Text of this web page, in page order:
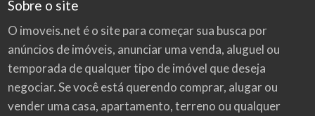
Sobre o site
O imoveis.net é o site para começar sua busca por
anúncios de imóveis, anunciar uma venda, aluguel ou
temporada de qualquer tipo de imóvel que deseja
negociar. Se você está querendo comprar, alugar ou
vender uma casa, apartamento, terreno ou qualquer